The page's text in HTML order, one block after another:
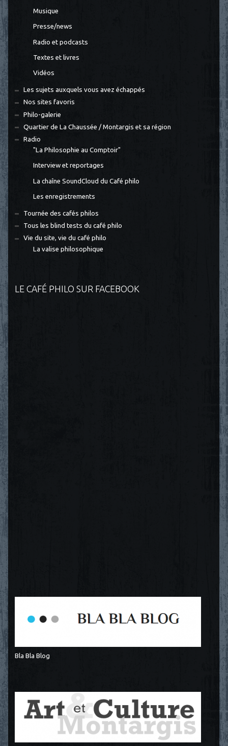
Musique
Presse/news
Radio et podcasts
Textes et livres
Vidéos
Les sujets auxquels vous avez échappés
Nos sites favoris
Philo-galerie
Quartier de La Chaussée / Montargis et sa région
Radio
"La Philosophie au Comptoir"
Interview et reportages
La chaîne SoundCloud du Café philo
Les enregistrements
Tournée des cafés philos
Tous les blind tests du café philo
Vie du site, vie du café philo
La valise philosophique
LE CAFÉ PHILO SUR FACEBOOK
Bla Bla Blog